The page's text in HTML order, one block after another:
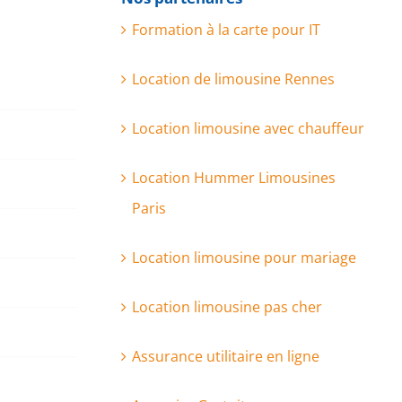
Formation à la carte pour IT
Location de limousine Rennes
Location limousine avec chauffeur
Location Hummer Limousines
Paris
Location limousine pour mariage
Location limousine pas cher
Assurance utilitaire en ligne